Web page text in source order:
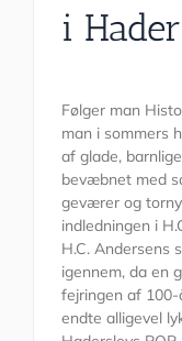
i
Følger man
man i sommers
af glade,
bevæbnet med
geværer og
indledningen i
H.C. Andersens
igennem, da en
fejringen af
endte alligevel